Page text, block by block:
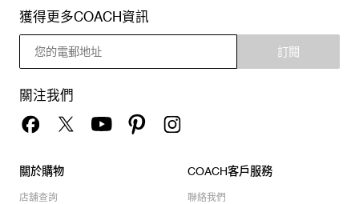
獲得更多COACH資訊
訂閱
關注我們
關於購物
店舖查詢
COACH客戶服務
聯絡我們